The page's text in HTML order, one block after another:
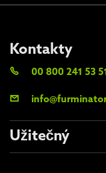
Užitečný
Kontakty
00 800 241 53